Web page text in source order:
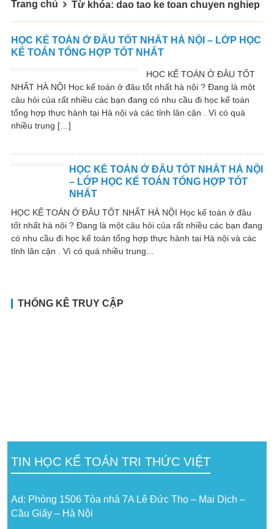
Trang chủ Từ khóa: dao tao ke toan chuyen nghiep
HỌC KẾ TOÁN Ở ĐÂU TỐT NHẤT HÀ NỘI – LỚP HỌC
KẾ TOÁN TỔNG HỢP TỐT NHẤT
HỌC KẾ TOÁN Ở ĐÂU TỐT
NHẤT HÀ NỘI Học kế toán ở đâu tốt nhất hà nội ? Đang là một
câu hỏi của rất nhiều các bạn đang có nhu cầu đi học kế toán
tổng hợp thực hành tại Hà nội và các tỉnh lân cận . Vì có quá
nhiều trung […]
HỌC KẾ TOÁN Ở ĐÂU TỐT NHẤT HÀ NỘI
– LỚP HỌC KẾ TOÁN TỔNG HỢP TỐT
NHẤT
HỌC KẾ TOÁN Ở ĐÂU TỐT NHẤT HÀ NỘI Học kế toán ở đâu
tốt nhất hà nội ? Đang là một câu hỏi của rất nhiều các bạn đang
có nhu cầu đi học kế toán tổng hợp thực hành tại Hà nội và các
tỉnh lân cận . Vì có quá nhiều trung...
THỐNG KÊ TRUY CẬP
TIN HỌC KẾ TOÁN TRI THỨC VIỆT
Ad: Phòng 1506 Tòa nhà 7A Lê Đức Thọ – Mai Dịch –
Cầu Giấy – Hà Nội